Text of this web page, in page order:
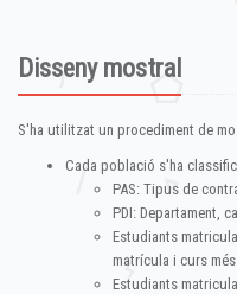
Disseny mostral
S'ha utilitzat un procediment de
Cada població s'ha
PAS: Tipus de
PDI: Departament,
Estudiants
matrícula i curs
Estudiants